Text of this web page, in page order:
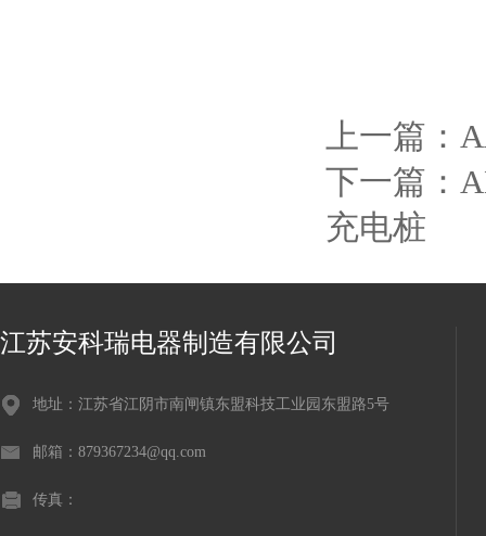
上一篇：
下一篇：
充电桩
江苏安科瑞电器制造有限公司
地址：江苏省江阴市南闸镇东盟科技工业园东盟路5号
邮箱：879367234@qq.com
传真：